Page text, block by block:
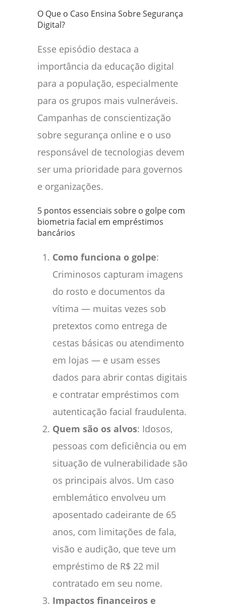
O Que o Caso Ensina Sobre Segurança
Digital?
Esse episódio destaca a
importância da educação digital
para a população, especialmente
para os grupos mais vulneráveis.
Campanhas de conscientização
sobre segurança online e o uso
responsável de tecnologias devem
ser uma prioridade para governos
e organizações.
5 pontos essenciais sobre o golpe com
biometria facial em empréstimos
bancários
Como funciona o golpe:
Criminosos capturam imagens
do rosto e documentos da
vítima — muitas vezes sob
pretextos como entrega de
cestas básicas ou atendimento
em lojas — e usam esses
dados para abrir contas digitais
e contratar empréstimos com
autenticação facial fraudulenta.
Quem são os alvos: Idosos,
pessoas com deficiência ou em
situação de vulnerabilidade são
os principais alvos. Um caso
emblemático envolveu um
aposentado cadeirante de 65
anos, com limitações de fala,
visão e audição, que teve um
empréstimo de R$ 22 mil
contratado em seu nome.
Impactos financeiros e